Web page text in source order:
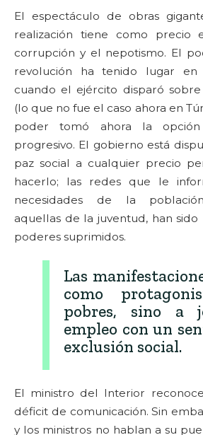
El espectáculo de obras
realización tiene como precio
corrupción y el nepotismo. El
revolución ha tenido lugar en
cuando el ejército disparó sobre
(lo que no fue el caso ahora en
poder tomó ahora la
progresivo. El gobierno está
paz social a cualquier precio
hacerlo; las redes que le
necesidades de la
aquellas de la juventud, han sido
poderes suprimidos.
Las
como
pobres, sino a
empleo con un
exclusión social.
El ministro del Interior
déficit de comunicación. Sin
y los ministros no hablan a su